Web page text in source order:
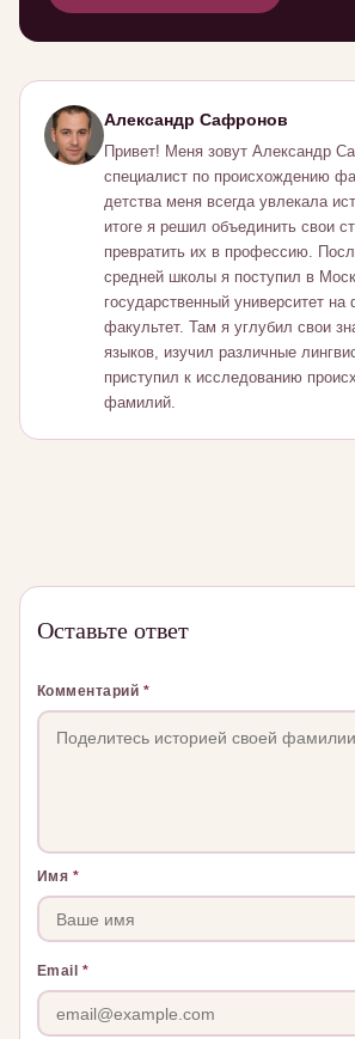
Александр Сафронов
Привет! Меня зовут Александр
специалист по происхождению
детства меня всегда увлекала
итоге я решил объединить свои
превратить их в профессию.
средней школы я поступил в
государственный университет на
факультет. Там я углубил свои
языков, изучил различные
приступил к исследованию
фамилий.
Оставьте ответ
Комментарий *
Имя *
Email *